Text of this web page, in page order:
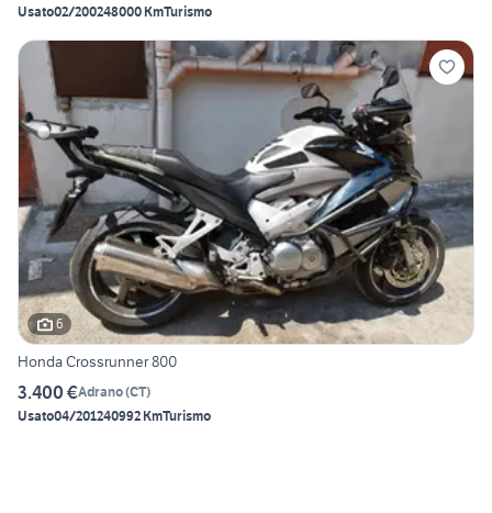
Usato02/200248000 KmTurismo
6
Honda Crossrunner 800
3.400 €Adrano(CT)
Usato04/201240992 KmTurismo